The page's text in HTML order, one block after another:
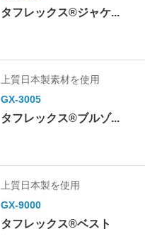
タフレックス®ジャケ...
上質日本製素材を使用
GX-3005
タフレックス®ブルゾ...
上質日本製を使用
GX-9000
タフレックス®ベスト